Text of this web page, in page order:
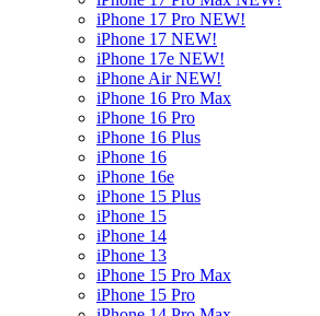
iPhone 17 Pro NEW!
iPhone 17 NEW!
iPhone 17e NEW!
iPhone Air NEW!
iPhone 16 Pro Max
iPhone 16 Pro
iPhone 16 Plus
iPhone 16
iPhone 16e
iPhone 15 Plus
iPhone 15
iPhone 14
iPhone 13
iPhone 15 Pro Max
iPhone 15 Pro